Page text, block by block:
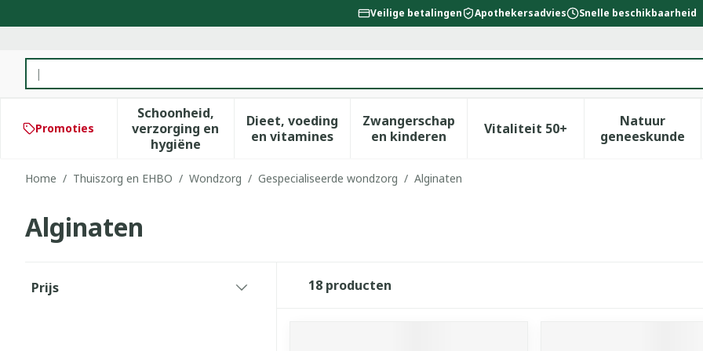
Veilige betalingen Apothekersadvies Snelle beschikbaarheid
Product, merk, categorie...
Promoties
Schoonheid,
verzorging en
hygiëne
Toon submenu voor Schoonheid, verzorging en hygiëne categorie
Dieet, voeding
en vitamines
Toon submenu voor Dieet, voeding en vitamines categorie
Zwangerschap
en kinderenToon submenu voor Zwangerschap en
Vitaliteit 50+Toon submenu voor
Natuur
geneeskunde
Toon
Home / Thuiszorg en EHBO / Wondzorg / Gespecialiseerde wondzorg / Alginaten
Alginaten
Prijs
18 producten